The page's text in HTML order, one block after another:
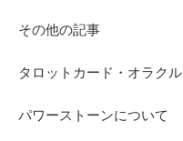
その他の記事
タロットカード・オラク
パワーストーンについて